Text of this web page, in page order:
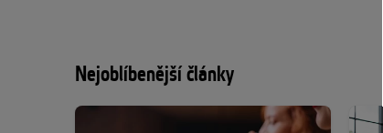
Nejoblíbenější články